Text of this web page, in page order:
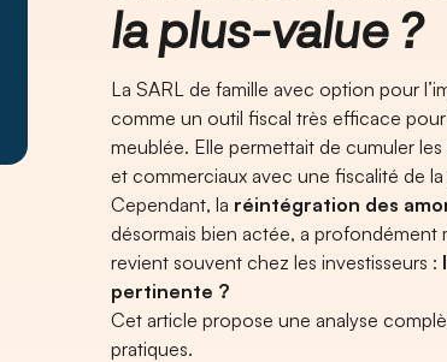
la plus-value ?
La SARL de famille avec option pour
comme un outil fiscal très efficace
meublée. Elle permettait de cumuler
et commerciaux avec une fiscalité de
Cependant, la réintégration des
désormais bien actée, a
revient souvent chez les investisseurs :
pertinente ?
Cet article propose une analyse
pratiques.